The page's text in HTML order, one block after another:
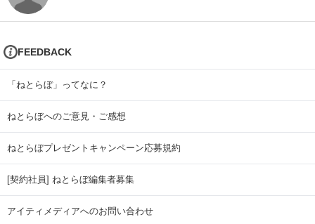
FEEDBACK
「ねとらぼ」ってなに？
ねとらぼへのご意見・ご感想
ねとらぼプレゼントキャンペーン応募規約
[契約社員] ねとらぼ編集者募集
アイティメディアへのお問い合わせ